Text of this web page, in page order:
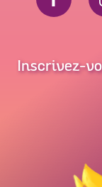
Inscrivez-